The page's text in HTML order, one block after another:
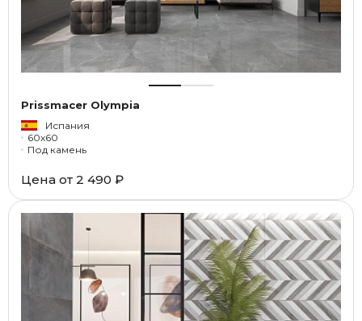
Prissmacer Olympia
Испания
60x60
Под камень
Цена от 2 490 ₽